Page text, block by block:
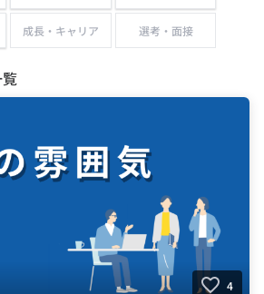
成長・キャリア 選考・面接
4